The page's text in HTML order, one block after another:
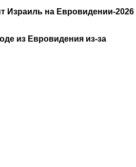
Израиль на Евровидении-2026
из Евровидения из-за